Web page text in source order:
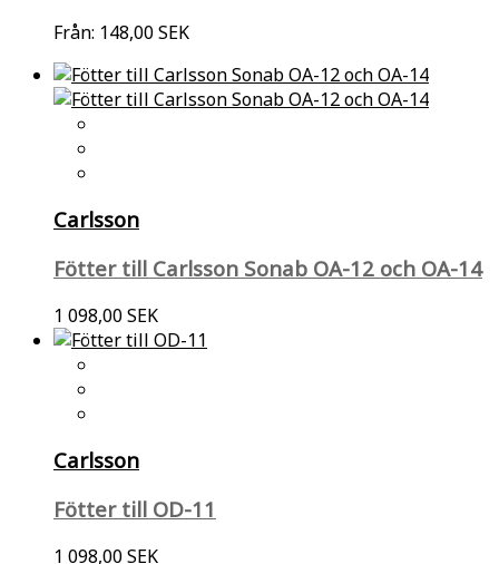
Från: 148,00 SEK
Carlsson
Fötter till Carlsson Sonab OA-12 och OA-14
1 098,00 SEK
Carlsson
Fötter till OD-11
1 098,00 SEK